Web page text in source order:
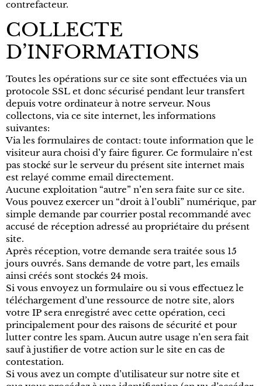
contrefacteur.
COLLECTE
D’INFORMATIONS
Toutes les opérations sur ce site sont effectuées via un
protocole SSL et donc sécurisé pendant leur transfert
depuis votre ordinateur à notre serveur. Nous
collectons, via ce site internet, les informations
suivantes:
Via les formulaires de contact: toute information que le
visiteur aura choisi d’y faire figurer. Ce formulaire n’est
pas stocké sur le serveur du présent site internet mais
est relayé comme email directement.
Aucune exploitation “autre” n’en sera faite sur ce site.
Vous pouvez exercer un “droit à l’oubli” numérique, par
simple demande par courrier postal recommandé avec
accusé de réception adressé au propriétaire du présent
site.
Après réception, votre demande sera traitée sous 15
jours ouvrés. Sans demande de votre part, les emails
ainsi créés sont stockés 24 mois.
Si vous envoyez un formulaire ou si vous effectuez le
téléchargement d’une ressource de notre site, alors
votre IP sera enregistré avec cette opération, ceci
principalement pour des raisons de sécurité et pour
lutter contre les spam. Aucun autre usage n’en sera fait
sauf à justifier de votre action sur le site en cas de
contestation.
Si vous avez un compte d’utilisateur sur notre site et